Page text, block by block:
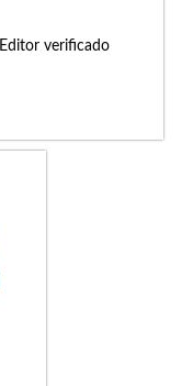
Editor verificado